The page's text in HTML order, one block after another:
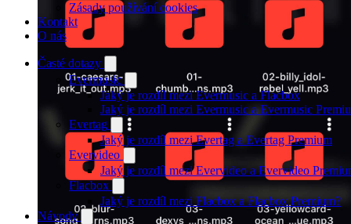
Zásady používání cookies
Kontakt
O nás
Časté dotazy
Evermusic
Jaký je rozdíl mezi Evermusic a Flacbox
Jaký je rozdíl mezi Evermusic a Evermusic
Evertag
Jaký je rozdíl mezi Evertag a Evertag Premium
Evervideo
Jaký je rozdíl mezi Evervideo a Evervideo
Flacbox
Jaký je rozdíl mezi Flacbox a Flacbox Premium?
Návody